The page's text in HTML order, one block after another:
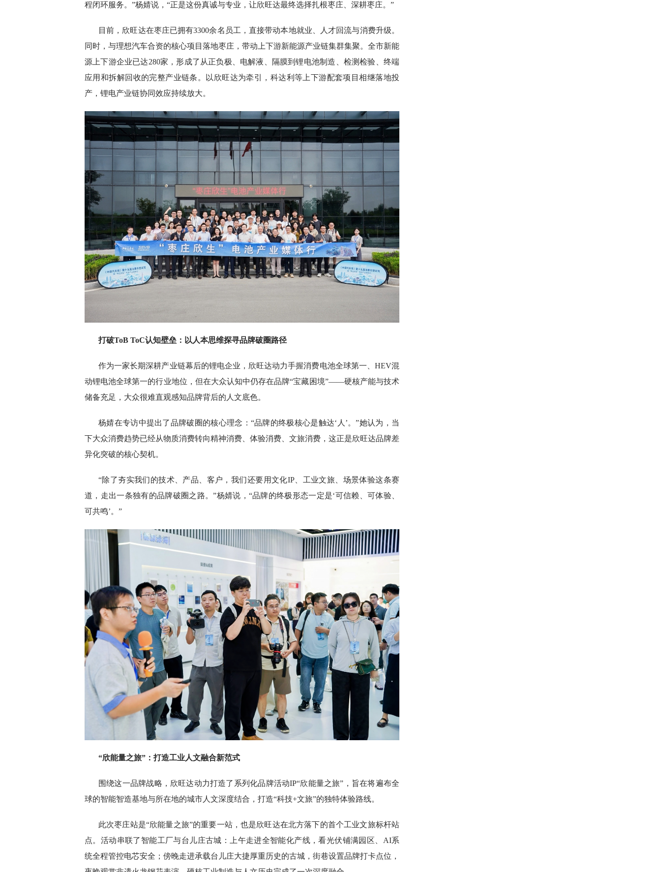
程闭环服务。”杨婧说，“正是这份真诚与专业，让欣旺达最终选择扎根枣庄、深耕枣庄。”
目前，欣旺达在枣庄已拥有3300余名员工，直接带动本地就业、人才回流与消费升级。
同时，与理想汽车合资的核心项目落地枣庄，带动上下游新能源产业链集群集聚。全市新能
源上下游企业已达280家，形成了从正负极、电解液、隔膜到锂电池制造、检测检验、终端
应用和拆解回收的完整产业链条。以欣旺达为牵引，科达利等上下游配套项目相继落地投
产，锂电产业链协同效应持续放大。
打破ToB ToC认知壁垒：以人本思维探寻品牌破圈路径
作为一家长期深耕产业链幕后的锂电企业，欣旺达动力手握消费电池全球第一、HEV混
动锂电池全球第一的行业地位，但在大众认知中仍存在品牌“宝藏困境”——硬核产能与技术
储备充足，大众很难直观感知品牌背后的人文底色。
杨婧在专访中提出了品牌破圈的核心理念：“品牌的终极核心是触达‘人’。”她认为，当
下大众消费趋势已经从物质消费转向精神消费、体验消费、文旅消费，这正是欣旺达品牌差
异化突破的核心契机。
“除了夯实我们的技术、产品、客户，我们还要用文化IP、工业文旅、场景体验这条赛
道，走出一条独有的品牌破圈之路。”杨婧说，“品牌的终极形态一定是‘可信赖、可体验、
可共鸣’。”
“欣能量之旅”：打造工业人文融合新范式
围绕这一品牌战略，欣旺达动力打造了系列化品牌活动IP“欣能量之旅”，旨在将遍布全
球的智能智造基地与所在地的城市人文深度结合，打造“科技+文旅”的独特体验路线。
此次枣庄站是“欣能量之旅”的重要一站，也是欣旺达在北方落下的首个工业文旅标杆站
点。活动串联了智能工厂与台儿庄古城：上午走进全智能化产线，看光伏铺满园区、AI系
统全程管控电芯安全；傍晚走进承载台儿庄大捷厚重历史的古城，街巷设置品牌打卡点位，